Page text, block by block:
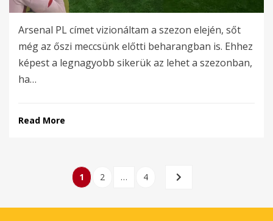
Arsenal PL címet vizionáltam a szezon elején, sőt
még az őszi meccsünk előtti beharangban is. Ehhez
képest a legnagyobb sikerük az lehet a szezonban,
ha…
Read More
Bejegyzések
PAGE
1 PAGE
2 … PAGE
4
NEXT